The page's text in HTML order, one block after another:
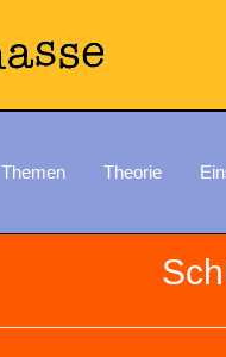
Themen Theorie